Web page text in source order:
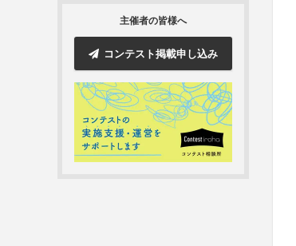
主催者の皆様へ
コンテスト掲載申し込み